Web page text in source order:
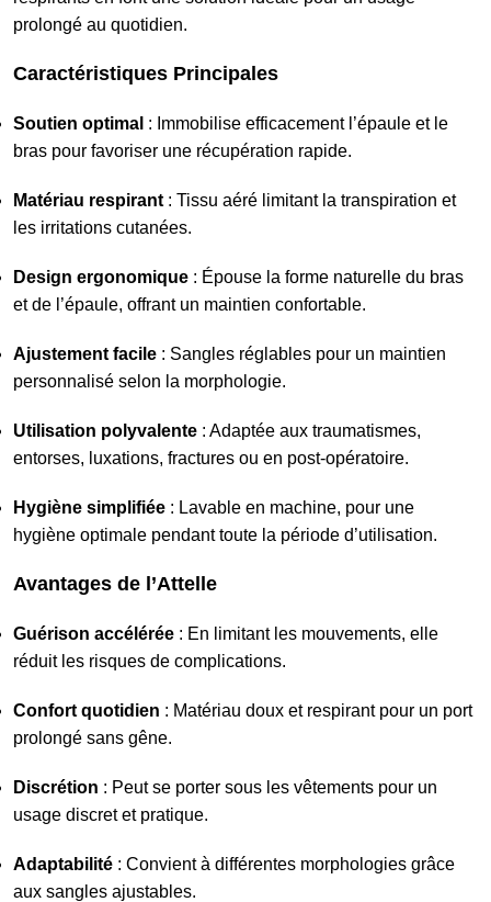
prolongé au quotidien.
Caractéristiques Principales
Soutien optimal : Immobilise efficacement l’épaule et le
bras pour favoriser une récupération rapide.
Matériau respirant : Tissu aéré limitant la transpiration et
les irritations cutanées.
Design ergonomique : Épouse la forme naturelle du bras
et de l’épaule, offrant un maintien confortable.
Ajustement facile : Sangles réglables pour un maintien
personnalisé selon la morphologie.
Utilisation polyvalente : Adaptée aux traumatismes,
entorses, luxations, fractures ou en post-opératoire.
Hygiène simplifiée : Lavable en machine, pour une
hygiène optimale pendant toute la période d’utilisation.
Avantages de l’Attelle
Guérison accélérée : En limitant les mouvements, elle
réduit les risques de complications.
Confort quotidien : Matériau doux et respirant pour un port
prolongé sans gêne.
Discrétion : Peut se porter sous les vêtements pour un
usage discret et pratique.
Adaptabilité : Convient à différentes morphologies grâce
aux sangles ajustables.